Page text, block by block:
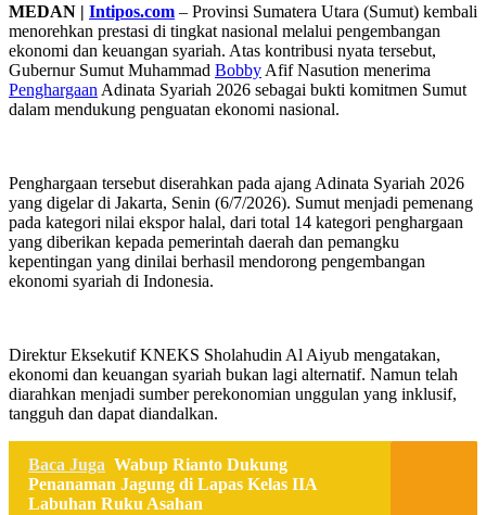
MEDAN | Intipos.com – Provinsi Sumatera Utara (Sumut) kembali
menorehkan prestasi di tingkat nasional melalui pengembangan
ekonomi dan keuangan syariah. Atas kontribusi nyata tersebut,
Gubernur Sumut Muhammad Bobby Afif Nasution menerima
Penghargaan Adinata Syariah 2026 sebagai bukti komitmen Sumut
dalam mendukung penguatan ekonomi nasional.
Penghargaan tersebut diserahkan pada ajang Adinata Syariah 2026
yang digelar di Jakarta, Senin (6/7/2026). Sumut menjadi pemenang
pada kategori nilai ekspor halal, dari total 14 kategori penghargaan
yang diberikan kepada pemerintah daerah dan pemangku
kepentingan yang dinilai berhasil mendorong pengembangan
ekonomi syariah di Indonesia.
Direktur Eksekutif KNEKS Sholahudin Al Aiyub mengatakan,
ekonomi dan keuangan syariah bukan lagi alternatif. Namun telah
diarahkan menjadi sumber perekonomian unggulan yang inklusif,
tangguh dan dapat diandalkan.
Baca Juga Wabup Rianto Dukung
Penanaman Jagung di Lapas Kelas IIA
Labuhan Ruku Asahan